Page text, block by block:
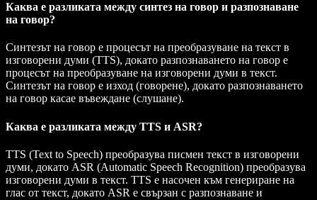
Каква е разликата между синтез на говор и разпознаване
на говор?
Синтезът на говор е процесът на преобразуване на текст в
изговорени думи (TTS), докато разпознаването на говор е
процесът на преобразуване на изговорени думи в текст.
Синтезът на говор е изход (говорене), докато разпознаването
на говор касае въвеждане (слушане).
Каква е разликата между TTS и ASR?
TTS (Text to Speech) преобразува писмен текст в изговорени
думи, докато ASR (Automatic Speech Recognition) преобразува
изговорени думи в текст. TTS е насочен към генериране на
глас от текст, докато ASR е свързан с разпознаване и